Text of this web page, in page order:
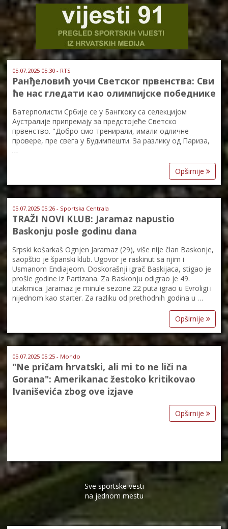
05.07.2025 05:30 - RTS
Ранђеловић уочи Светског првенства: Сви
ће нас гледати као олимпијске победнике
Ватерполисти Србије се у Бангкоку са селекцијом
Аустралије припремају за предстојеће Светско
првенство. "Добро смо тренирали, имали одличне
провере, пре свега у Будимпешти. За разлику од Париза,
…
Opširnije
05.07.2025 05:26 - Sportska Centrala
TRAŽI NOVI KLUB: Jaramaz napustio
Baskonju posle godinu dana
Srpski košarkaš Ognjen Jaramaz (29), više nije član Baskonje,
saopštio je španski klub. Ugovor je raskinut sa njim i
Usmanom Endiajeom. Doskorašnji igrač Baskijaca, stigao je
prošle godine iz Partizana. Za Baskonju odigrao je 49.
utakmica. Jaramaz je minule sezone 22 puta igrao u Evroligi i
nijednom kao starter. Za razliku od prethodnih godina u …
Opširnije
05.07.2025 05:25 - Mondo
"Ne pričam hrvatski, ali mi to ne liči na
Gorana": Amerikanac žestoko kritikovao
Ivaniševića zbog ove izjave
Opširnije
Sve sportske vesti
na jednom mestu